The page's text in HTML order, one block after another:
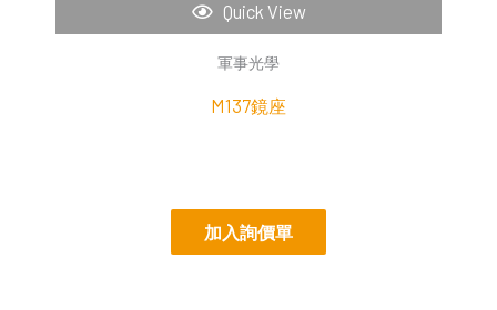
Quick View
軍事光學
M137鏡座
加入詢價單